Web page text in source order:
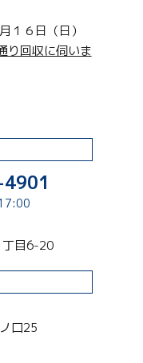
６日（日）
り回収に伺いま
丁目6-20
口25